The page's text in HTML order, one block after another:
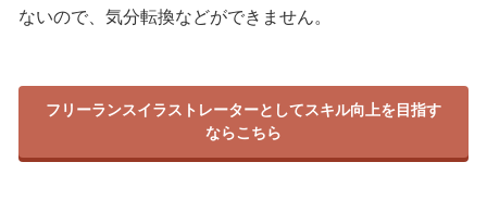
ないので、気分転換などができません。
フリーランスイラストレーターとしてスキル向上を目指す
ならこちら